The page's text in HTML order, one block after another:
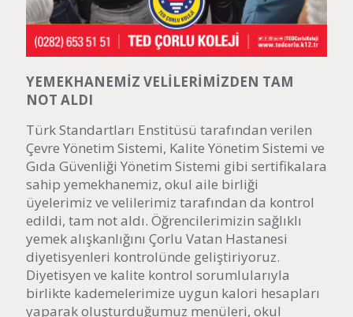
YEMEKHANEMİZ VELİLERİMİZDEN TAM
NOT ALDI
Türk Standartları Enstitüsü tarafından verilen
Çevre Yönetim Sistemi, Kalite Yönetim Sistemi ve
Gıda Güvenliği Yönetim Sistemi gibi sertifikalara
sahip yemekhanemiz, okul aile birliği
üyelerimiz ve velilerimiz tarafından da kontrol
edildi, tam not aldı. Öğrencilerimizin sağlıklı
yemek alışkanlığını Çorlu Vatan Hastanesi
diyetisyenleri kontrolünde geliştiriyoruz.
Diyetisyen ve kalite kontrol sorumlularıyla
birlikte kademelerimize uygun kalori hesapları
yaparak oluşturduğumuz menüleri, okul